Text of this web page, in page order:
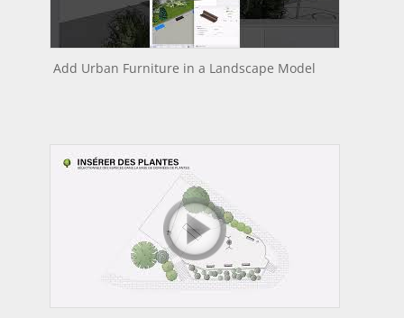
Add Urban Furniture in a Landscape Model